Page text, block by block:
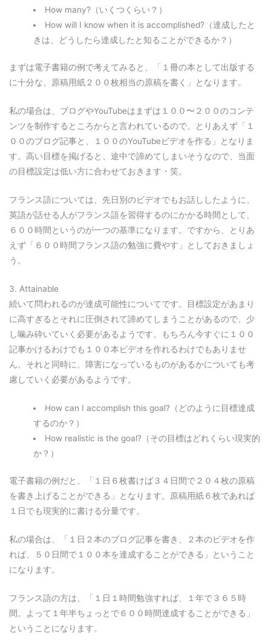
How many?（いくつくらい？）
How will I know when it is accomplished?（達成したと
きは、どうしたら達成したと知ることができるか？）
まずは電子書籍の例で考えてみると、「１冊の本として出版する
に十分な、原稿用紙２００枚相当の原稿を書く」となります。
私の場合は、ブログやYouTubeはまずは１００〜２００のコンテ
ンツを制作するところからと言われているので、とりあえず「１
００のブログ記事と、１００のYouTubeビデオを作る」となりま
す。高い目標を掲げると、途中で諦めてしまいそうなので、当面
の目標設定は低い方に合わせておきます・笑。
フランス語については、先日別のビデオでもお話ししたように、
英語が話せる人がフランス語を習得するのにかかる時間として、
６００時間というのが一つの基準になります。ですから、とりあ
えず「６００時間フランス語の勉強に費やす」としておきましょ
う。
3. Attainable
続いて問われるのが達成可能性についてです。目標設定があまり
に高すぎるとそれに圧倒されて諦めてしまうことがあるので、少
し噛み砕いていく必要があるようです。もちろん今すぐに１００
記事かけるわけでも１００本ビデオを作れるわけでもありませ
ん。それと同時に、障害になっているものがあるかについても考
慮していく必要があるようです。
How can I accomplish this goal?（どのように目標達成
するのか？）
How realistic is the goal?（その目標はどれくらい現実的
か？）
電子書籍の例だと、「１日６枚書けば３４日間で２０４枚の原稿
を書き上げることができる」となります。原稿用紙６枚であれば
１日でも現実的に書ける分量です。
私の場合は、「１日２本のブログ記事を書き、２本のビデオを作
れば、５０日間で１００本を達成することができる」ということ
になります。
フランス語の方は、「１日１時間勉強すれば、１年で３６５時
間。よって１年半ちょっとで６００時間達成することができる」
ということになります。